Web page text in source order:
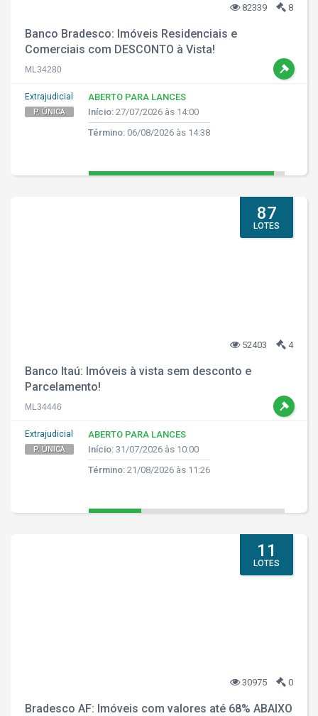
82339 8
Banco Bradesco: Imóveis Residenciais e
Comerciais com DESCONTO à Vista!
ML34280
Extrajudicial
P. ÚNICA
ABERTO PARA LANCES
Início: 27/07/2026 às 14:00
Término: 06/08/2026 às 14:38
87
LOTES
52403 4
Banco Itaú: Imóveis à vista sem desconto e
Parcelamento!
ML34446
Extrajudicial
P. ÚNICA
ABERTO PARA LANCES
Início: 31/07/2026 às 10:00
Término: 21/08/2026 às 11:26
11
LOTES
30975 0
Bradesco AF: Imóveis com valores até 68% ABAIXO